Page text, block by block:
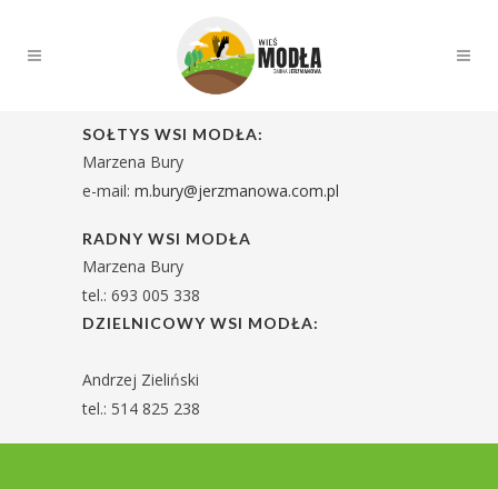
SOŁTYS WSI MODŁA:
Marzena Bury
e-mail: m.bury@jerzmanowa.com.pl
RADNY WSI MODŁA
Marzena Bury
tel.: 693 005 338
DZIELNICOWY WSI MODŁA:
Andrzej Zieliński
tel.: 514 825 238